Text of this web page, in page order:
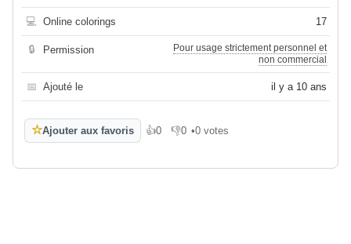
💻 Online colorings 17
🔒 Permission
Pour usage strictement personnel et
non commercial
📅 Ajouté le il y a 10 ans
☆Ajouter aux favoris 👍0
J'aime 👎0
Je n'aime pas
•0 votes